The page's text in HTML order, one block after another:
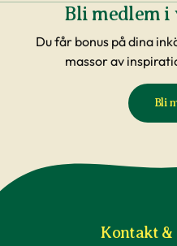
Bli medlem
Du får bonus på dina
massor av
Bli
Kontakt &